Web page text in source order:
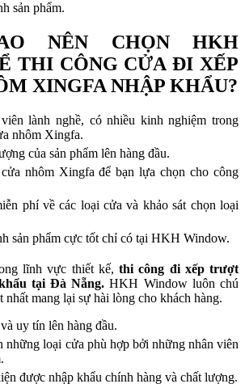
sản phẩm.
NÊN CHỌN HKH
THI CÔNG CỬA ĐI XẾP
XINGFA NHẬP KHẨU?
lành nghề, có nhiều kinh nghiệm trong
nhôm Xingfa.
của sản phẩm lên hàng đầu.
nhôm Xingfa để bạn lựa chọn cho công
phí về các loại cửa và khảo sát chọn loại
sản phẩm cực tốt chỉ có tại HKH Window.
lĩnh vực thiết kế,thi công đi xếp trượt
tại Đà Nẵng.HKH Window luôn chú
nhất mang lại sự hài lòng cho khách hàng.
uy tín lên hàng đầu.
những loại cửa phù hợp bởi những nhân viên
được nhập khẩu chính hàng và chất lượng.